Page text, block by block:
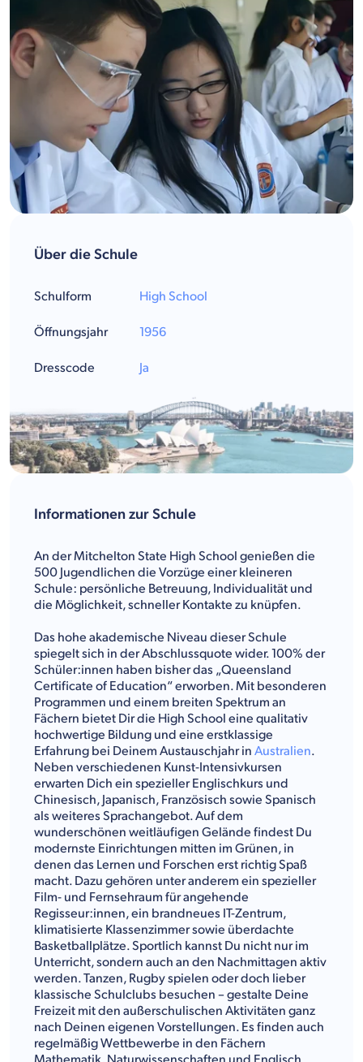
Informationen zur Schule
An der Mitchelton State High School genießen die
500 Jugendlichen die Vorzüge einer kleineren
Schule: persönliche Betreuung, Individualität und
die Möglichkeit, schneller Kontakte zu knüpfen.
Das hohe akademische Niveau dieser Schule
spiegelt sich in der Abschlussquote wider. 100% der
Schüler:innen haben bisher das „Queensland
Certificate of Education“ erworben. Mit besonderen
Programmen und einem breiten Spektrum an
Fächern bietet Dir die High School eine qualitativ
hochwertige Bildung und eine erstklassige
Erfahrung bei Deinem Austauschjahr in Australien.
Neben verschiedenen Kunst-Intensivkursen
erwarten Dich ein spezieller Englischkurs und
Chinesisch, Japanisch, Französisch sowie Spanisch
als weiteres Sprachangebot. Auf dem
wunderschönen weitläufigen Gelände findest Du
modernste Einrichtungen mitten im Grünen, in
denen das Lernen und Forschen erst richtig Spaß
macht. Dazu gehören unter anderem ein spezieller
Film- und Fernsehraum für angehende
Regisseur:innen, ein brandneues IT-Zentrum,
klimatisierte Klassenzimmer sowie überdachte
Basketballplätze. Sportlich kannst Du nicht nur im
Unterricht, sondern auch an den Nachmittagen aktiv
werden. Tanzen, Rugby spielen oder doch lieber
klassische Schulclubs besuchen – gestalte Deine
Freizeit mit den außerschulischen Aktivitäten ganz
nach Deinen eigenen Vorstellungen. Es finden auch
regelmäßig Wettbewerbe in den Fächern
Über die Schule
Schulform
Öffnungsjahr
Dresscode
High School
1956
Ja